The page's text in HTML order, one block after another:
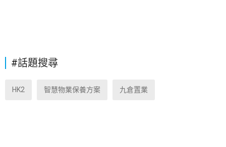
#話題搜尋
HK2 智慧物業保養方案 九倉置業